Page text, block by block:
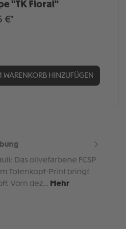
"TK Floral"
€*
WARENKORB HINZUFÜGEN
Das olivefarbene FCSP
Totenkopf-Print bringt
Vorn dez… Mehr